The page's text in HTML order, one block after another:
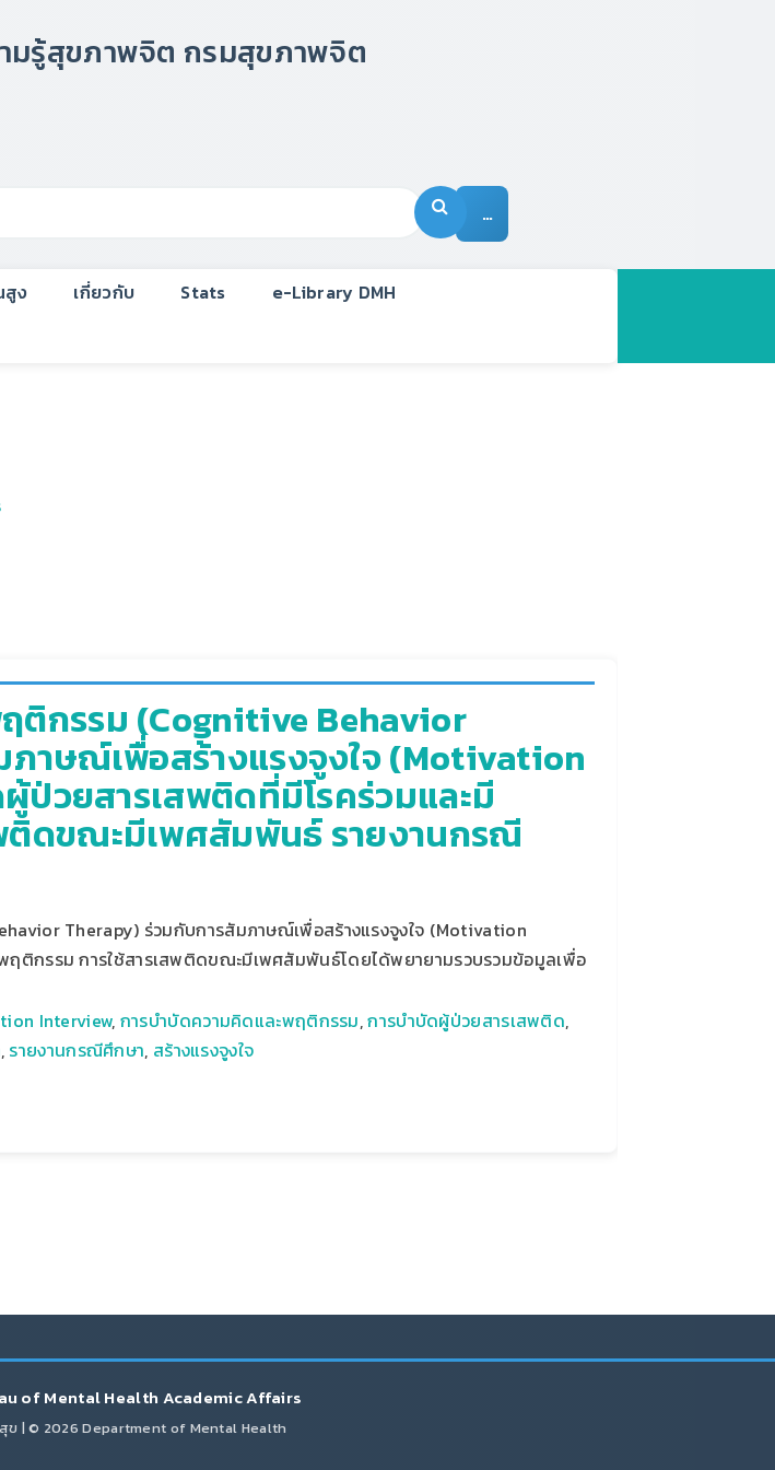
…
สูง เกี่ยวกับ Stats
e-Library DMH
ติกรรม (Cognitive Behavior
าษณ์เพื่อสร้างแรงจูงใจ (Motivation
ป่วยสารเสพติดที่มีโรคร่วมและมี
ติดขณะมีเพศสัมพันธ์ รายงานกรณี
Therapy) ร่วมกับการสัมภาษณ์เพื่อสร้างแรงจูงใจ (Motivation
ฤติกรรม การใช้สารเสพติดขณะมีเพศสัมพันธ์โดยได้พยายามรวบรวมข้อมูลเพื่อ
Interview, การบําบัดความคิดและพฤติกรรม,การบําบัดผู้ป่วยสารเสพติด,
, รายงานกรณีศึกษา, สร้างแรงจูงใจ
of Mental Health Academic Affairs
ข | © 2026 Department of Mental Health